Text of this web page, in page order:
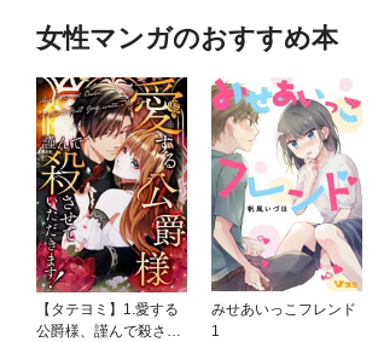
女性マンガのおすすめ本
【タテヨミ】1.愛する
公爵様、謹んで殺させ
みせあいっこフレンド
1